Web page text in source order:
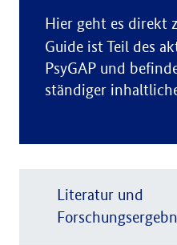
Hier geht es direkt
Guide ist Teil des
PsyGAP und
ständiger
Literatur und